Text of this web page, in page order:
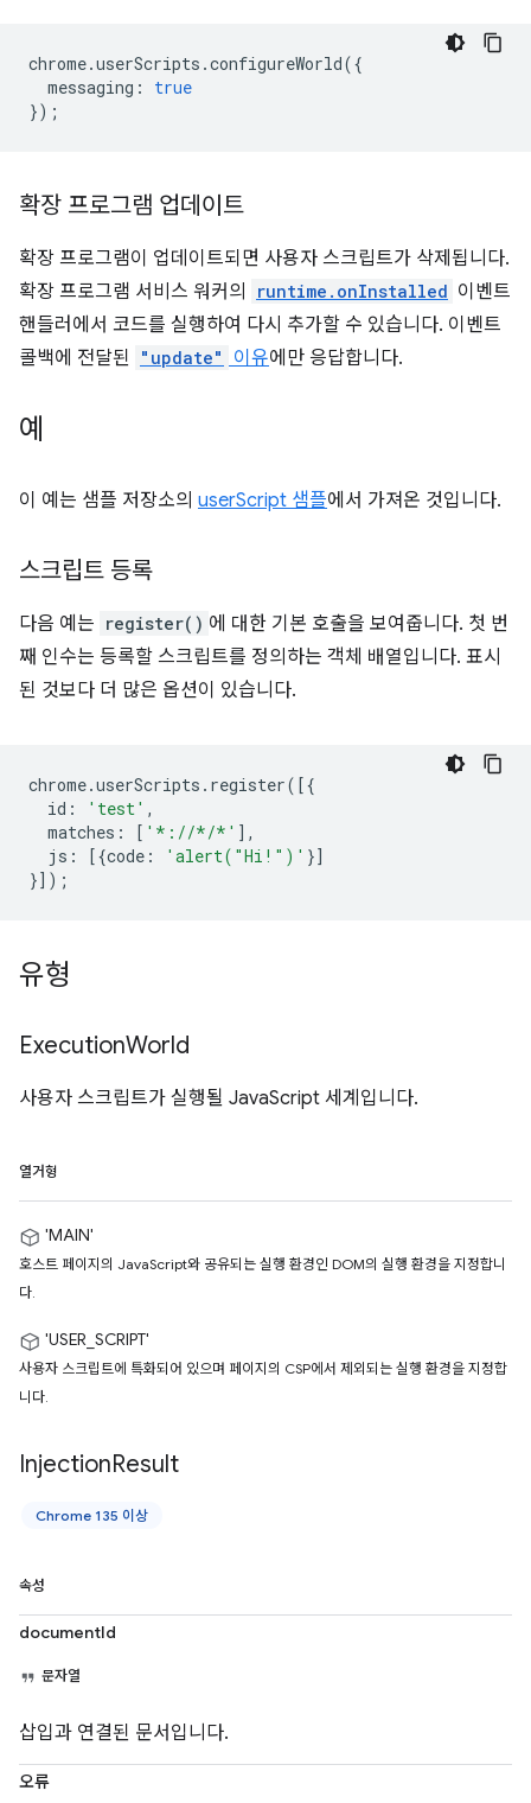
chrome.userScripts .configureWorld({
messaging :
true
});
확장 프로그램 업데이트
확장 프로그램이 업데이트되면 사용자 스크립트가 삭제됩니다.
확장 프로그램 서비스 워커의
runtime.onInstalled 이벤트
핸들러에서 코드를 실행하여 다시 추가할 수 있습니다. 이벤트
콜백에 전달된 "update" 이유에만 응답합니다.
예
이 예는 샘플 저장소의 userScript 샘플에서 가져온 것입니다.
스크립트 등록
다음 예는 register() 에 대한 기본 호출을 보여줍니다. 첫 번
째 인수는 등록할 스크립트를 정의하는 객체 배열입니다. 표시
된 것보다 더 많은 옵션이 있습니다.
chrome.userScripts . register([{
id : 'test' ,
matches : [ '*://*/*' ],
js : [{code : 'alert("Hi!")' }]
}]);
유형
ExecutionWorld
사용자 스크립트가 실행될 JavaScript 세계입니다.
열거형
'MAIN'
호스트 페이지의 JavaScript와 공유되는 실행 환경인 DOM의 실행 환경을 지정합니
다.
'USER_SCRIPT'
사용자 스크립트에 특화되어 있으며 페이지의 CSP에서 제외되는 실행 환경을 지정합
니다.
InjectionResult
Chrome 135 이상
속성
documentId
문자열
삽입과 연결된 문서입니다.
오류